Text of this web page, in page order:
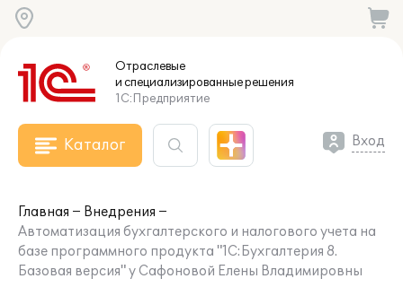
Отраслевые
и специализированныерешения
1С:Предприятие
Каталог Вход
Главная
Внедрения
Автоматизация бухгалтерского и налогового учета на
базе программного продукта "1С:Бухгалтерия 8.
Базовая версия" у Сафоновой Елены Владимировны